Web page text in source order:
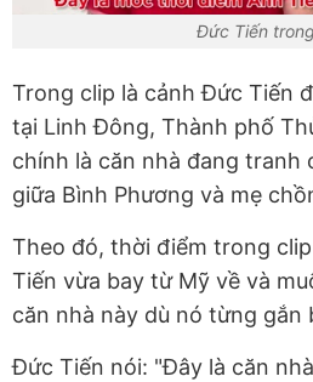
Đức Tiến
Trong clip là cảnh Đức Tiến
tại Linh Đông, Thành phố
chính là căn nhà đang tranh
giữa Bình Phương và mẹ
Theo đó, thời điểm trong
Tiến vừa bay từ Mỹ về và
căn nhà này dù nó từng gắn
Đức Tiến nói: "Đây là căn